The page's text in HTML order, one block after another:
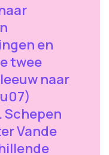
en
twee
naar
Schepen
Vande